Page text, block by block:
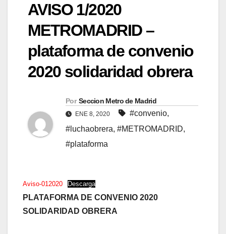
AVISO 1/2020
METROMADRID –
plataforma de convenio
2020 solidaridad obrera
Por Seccion Metro de Madrid
ENE 8, 2020 #convenio,
#luchaobrera, #METROMADRID,
#plataforma
Aviso-012020 Descarga
PLATAFORMA DE CONVENIO 2020
SOLIDARIDAD OBRERA